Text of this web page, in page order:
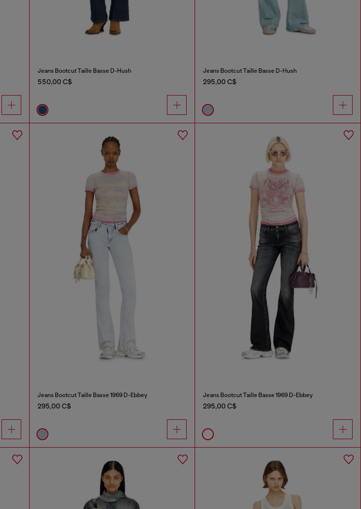
Jeans Bootcut Taille Basse D-Hush
550,00 C$
Jeans Bootcut Taille Basse D-Hush
295,00 C$
Jeans Bootcut Taille Basse 1969 D-Ebbey
295,00 C$
Jeans Bootcut Taille Basse 1969 D-Ebbey
295,00 C$